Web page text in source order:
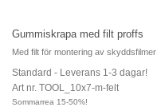
Gummiskrapa med filt proffs
Med filt för montering av skyddsfilmer
Standard - Leverans 1-3 dagar!
Art nr. TOOL_10x7-m-felt
Sommarrea 15-50%!